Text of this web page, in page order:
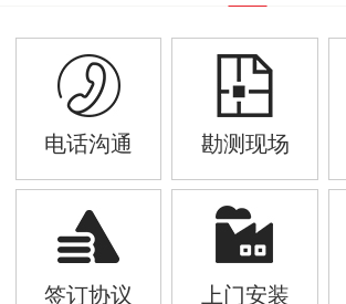
电话沟通 勘测现场
签订协议 上门安装